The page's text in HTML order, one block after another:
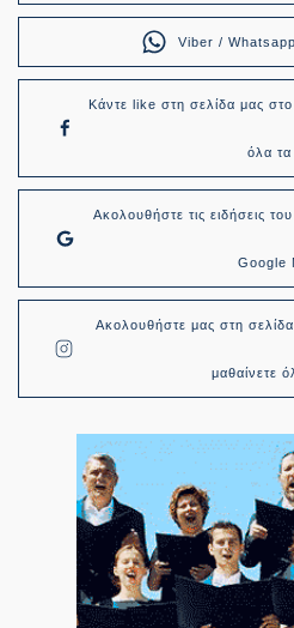
Viber /
Κάντε like στη σελίδα μας
όλα τα
Ακολουθήστε τις ειδήσεις
Google
Ακολουθήστε μας στη
μαθαίνετε